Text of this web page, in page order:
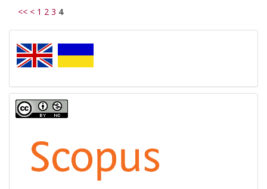
<< < 1 2 3 4